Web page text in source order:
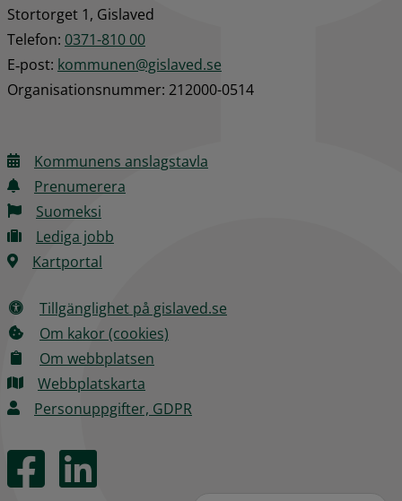
Stortorget 1, Gislaved
Telefon: 0371-810 00
E‑post: kommunen@gislaved.se
Organisationsnummer: 212000-0514
Kommunens anslagstavla
Prenumerera
Suomeksi
Lediga jobb
Kartportal
Tillgänglighet på gislaved.se
Om kakor (cookies)
Om webbplatsen
Webbplatskarta
Personuppgifter, GDPR